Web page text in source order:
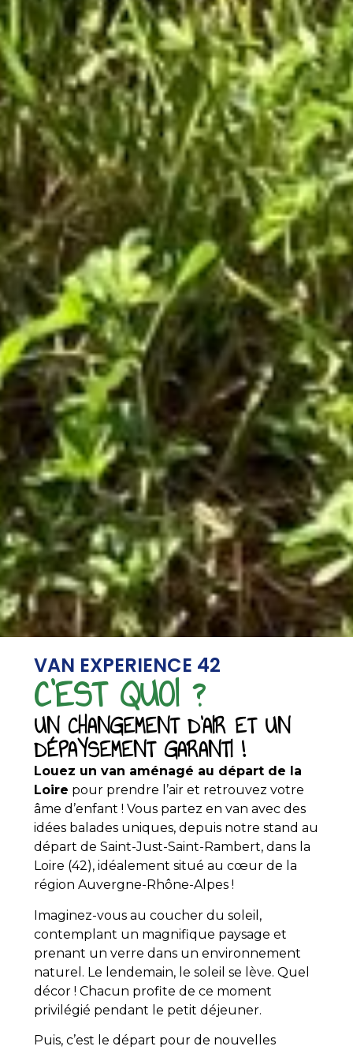
VAN EXPERIENCE 42
C'EST QUOI ?
UN CHANGEMENT D'AIR ET UN
DÉPAYSEMENT GARANTI !
Louez un van aménagé au départ de la
Loire pour prendre l’air et retrouvez votre
âme d’enfant ! Vous partez en van avec des
idées balades uniques, depuis notre stand au
départ de Saint-Just-Saint-Rambert, dans la
Loire (42), idéalement situé au cœur de la
région Auvergne-Rhône-Alpes !
Imaginez-vous au coucher du soleil,
contemplant un magnifique paysage et
prenant un verre dans un environnement
naturel. Le lendemain, le soleil se lève. Quel
décor ! Chacun profite de ce moment
privilégié pendant le petit déjeuner.
Puis, c’est le départ pour de nouvelles